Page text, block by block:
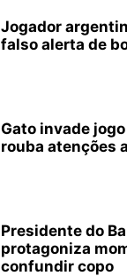
Jogador
falso alerta de
Gato invade
rouba atenções
Presidente do
protagoniza
confundir copo